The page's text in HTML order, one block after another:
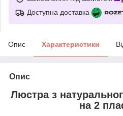
Доступна доставка
Опис Характеристики
Опис
Люстра з
на 2